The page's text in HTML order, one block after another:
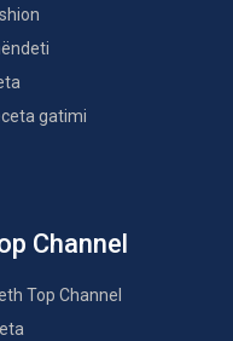
gatimi
Channel
Top Channel